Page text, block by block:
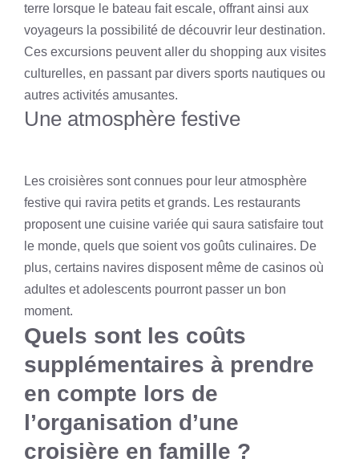
terre lorsque le bateau fait escale, offrant ainsi aux
voyageurs la possibilité de découvrir leur destination.
Ces excursions peuvent aller du shopping aux visites
culturelles, en passant par divers sports nautiques ou
autres activités amusantes.
Une atmosphère festive
Les croisières sont connues pour leur atmosphère
festive qui ravira petits et grands. Les restaurants
proposent une cuisine variée qui saura satisfaire tout
le monde, quels que soient vos goûts culinaires. De
plus, certains navires disposent même de casinos où
adultes et adolescents pourront passer un bon
moment.
Quels sont les coûts
supplémentaires à prendre
en compte lors de
l’organisation d’une
croisière en famille ?